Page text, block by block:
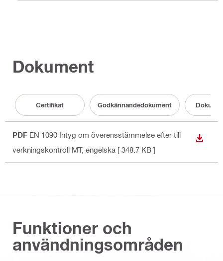
Dokument
Certifikat Godkännandedokument
PDF EN 1090 Intyg om överensstämmelse efter till
verkningskontroll MT, engelska [ 348.7 KB ]
LADDA
Funktioner och
användningsområden